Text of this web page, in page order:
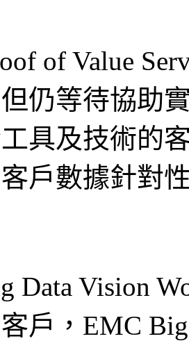
of Value
仍等待協助
具及技術的
戶數據針對
Data Vision
戶，EMC